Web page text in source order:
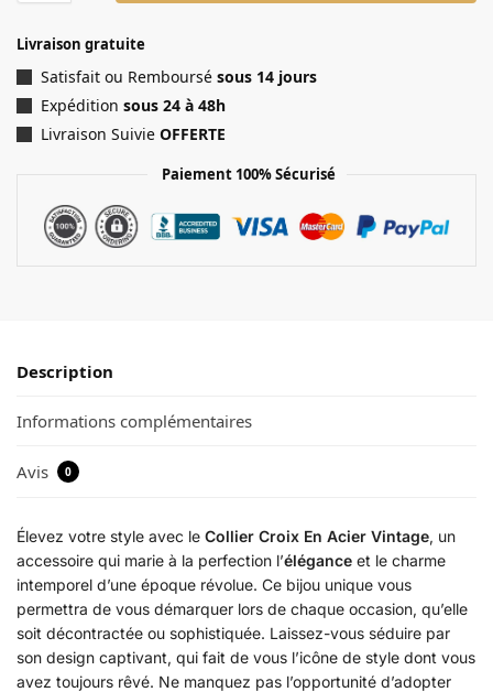
Livraison gratuite
Satisfait ou Remboursé sous 14 jours
Expédition sous 24 à 48h
Livraison Suivie OFFERTE
Paiement 100% Sécurisé
Description
Informations complémentaires
Avis 0
Élevez votre style avec le Collier Croix En Acier Vintage, un
accessoire qui marie à la perfection l’élégance et le charme
intemporel d’une époque révolue. Ce bijou unique vous
permettra de vous démarquer lors de chaque occasion, qu’elle
soit décontractée ou sophistiquée. Laissez-vous séduire par
son design captivant, qui fait de vous l’icône de style dont vous
avez toujours rêvé. Ne manquez pas l’opportunité d’adopter